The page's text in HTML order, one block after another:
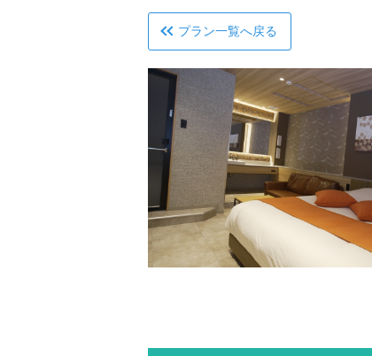
プラン一覧へ戻る